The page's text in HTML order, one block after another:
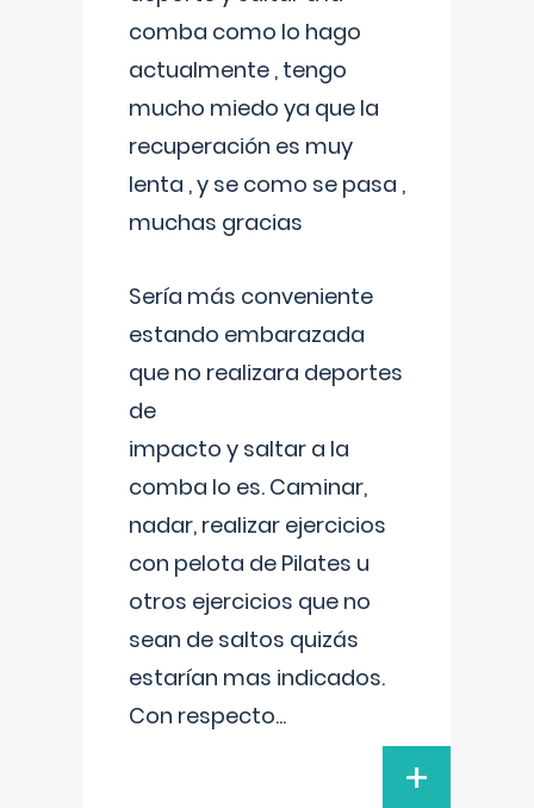
comba como lo hago
actualmente , tengo
mucho miedo ya que la
recuperación es muy
lenta , y se como se pasa ,
muchas gracias
Sería más conveniente
estando embarazada
que no realizara deportes
de
impacto y saltar a la
comba lo es. Caminar,
nadar, realizar ejercicios
con pelota de Pilates u
otros ejercicios que no
sean de saltos quizás
estarían mas indicados.
Con respecto...
+